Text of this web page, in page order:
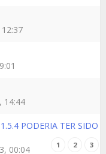
14:44
PODERIA TER SIDO
1 2 3
00:04